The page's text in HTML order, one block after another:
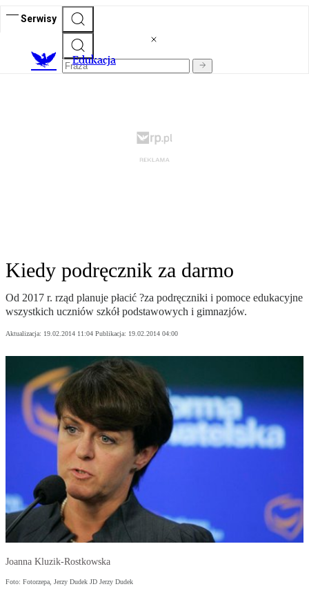
Serwisy
Edukacja
Kiedy podręcznik za darmo
Od 2017 r. rząd planuje płacić ?za podręczniki i pomoce edukacyjne
wszystkich uczniów szkół podstawowych i gimnazjów.
Aktualizacja: 19.02.2014 11:04 Publikacja: 19.02.2014 04:00
Joanna Kluzik-Rostkowska
Foto: Fotorzepa, Jerzy Dudek JD Jerzy Dudek